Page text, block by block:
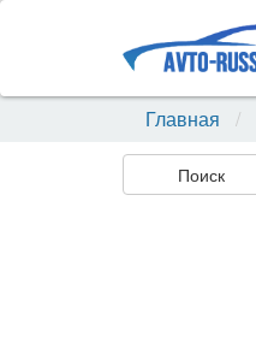
Главная
Поиск